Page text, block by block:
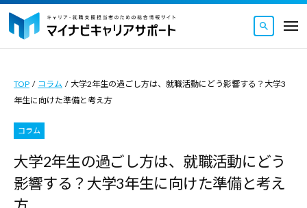
コ
ン
マ
ナ
ビ
キ
リ
ア
サ
マ
ナ
キ
リ
ア
サ
メ
TOP / コラム / 大学2年生の過ごし方は、就職活動にどう影響する？大学3
年生に向けた準備と考え方
コラム
大学2年生の過ごし方は、就職活動にどう
影響する？大学3年生に向けた準備と考え
イ
ナ
ビ
ャ
リ
サ
ー
ト
｜
ュ